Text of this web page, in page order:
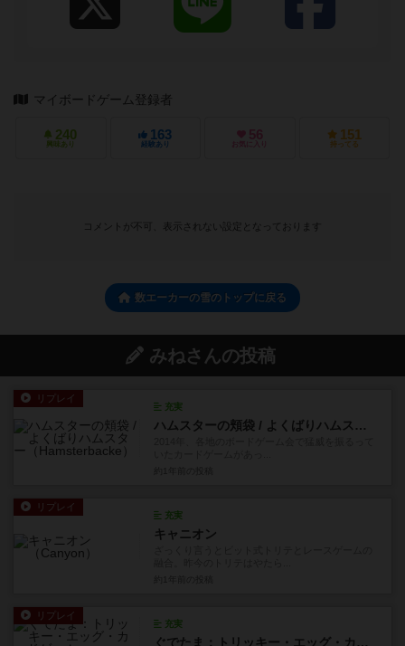
マイボードゲーム登録者
240
興味あり
163
経験あり
56
お気に入り
151
持ってる
コメントが不可、表示されない設定となっております
数エーカーの雪のトップに戻る
みねさんの投稿
リプレイ
充実
ハムスターの頬袋 / よくばりハムスター
リプレイ
充実
キャニオン
リプレイ
充実
ぐでたま：トリッキー・エッグ・カードゲーム